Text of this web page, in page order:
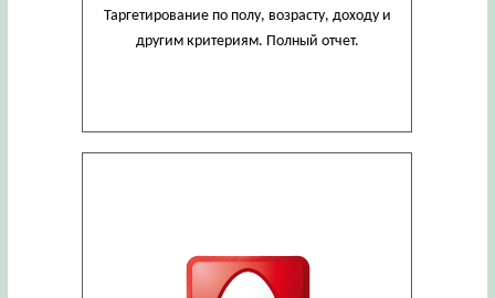
Таргетирование по полу, возрасту, доходу и
другим критериям. Полный отчет.